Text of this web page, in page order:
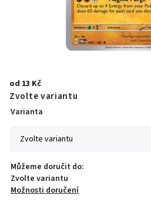
od 13 Kč
Zvolte variantu
Varianta
Můžeme doručit do:
Zvolte variantu
Možnosti doručení